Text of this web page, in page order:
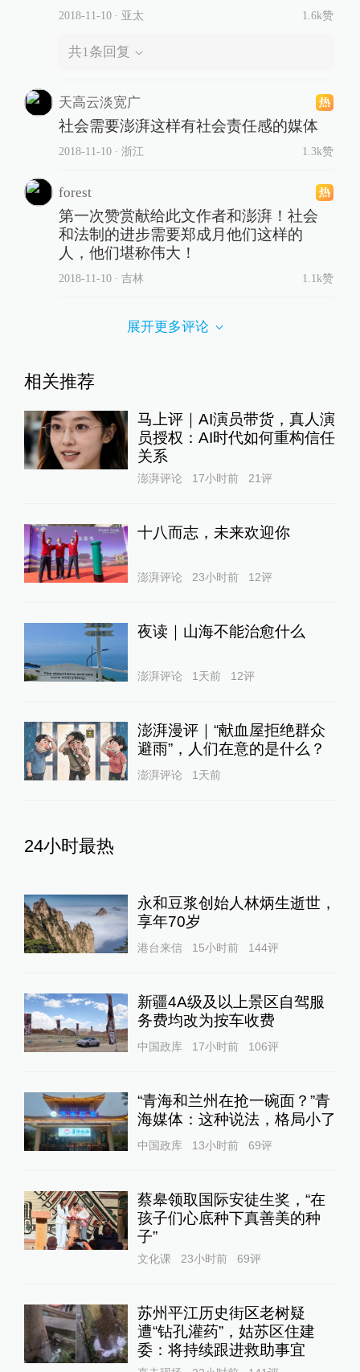
2018-11-10∙ 亚太 1.6k赞
共1条回复
天高云淡宽广
社会需要澎湃这样有社会责任感的媒体
2018-11-10∙ 浙江 1.3k赞
forest
第一次赞赏献给此文作者和澎湃！社会
和法制的进步需要郑成月他们这样的
人，他们堪称伟大！
2018-11-10∙ 吉林 1.1k赞
展开更多评论
相关推荐
马上评｜AI演员带货，真人演
员授权：AI时代如何重构信任
关系
澎湃评论 17小时前 21评
十八而志，未来欢迎你
澎湃评论 23小时前 12评
夜读｜山海不能治愈什么
澎湃评论 1天前 12评
澎湃漫评｜“献血屋拒绝群众
避雨”，人们在意的是什么？
澎湃评论 1天前
24小时最热
永和豆浆创始人林炳生逝世，
享年70岁
港台来信 15小时前 144评
新疆4A级及以上景区自驾服
务费均改为按车收费
中国政库 17小时前 106评
“青海和兰州在抢一碗面？”青
海媒体：这种说法，格局小了
中国政库 13小时前 69评
蔡皋领取国际安徒生奖，“在
孩子们心底种下真善美的种
子”
文化课 23小时前 69评
苏州平江历史街区老树疑
遭“钻孔灌药”，姑苏区住建
委：将持续跟进救助事宜